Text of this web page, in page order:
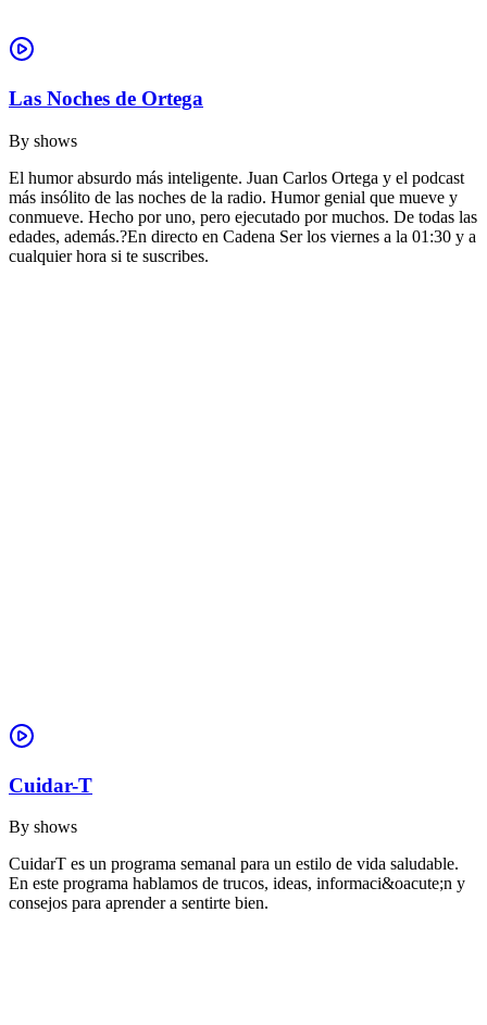
Las Noches de Ortega
By shows
El humor absurdo más inteligente. Juan Carlos Ortega y el podcast
más insólito de las noches de la radio. Humor genial que mueve y
conmueve. Hecho por uno, pero ejecutado por muchos. De todas las
edades, además.?En directo en Cadena Ser los viernes a la 01:30 y a
cualquier hora si te suscribes.
Cuidar-T
By shows
CuidarT es un programa semanal para un estilo de vida saludable.
En este programa hablamos de trucos, ideas, informaci&oacute;n y
consejos para aprender a sentirte bien.